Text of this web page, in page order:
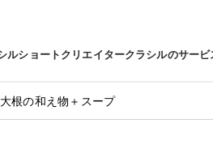
ルショートクリエイタークラシルのサービ
根の和え物＋スープ